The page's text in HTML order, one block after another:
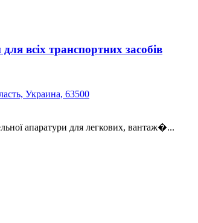
всіх транспортних засобів
Украина, 63500
апаратури для легкових, вантаж�...